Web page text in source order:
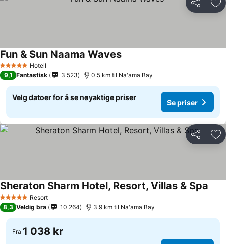
Del
5 Stjerner Hotell
Fun & Sun Naama WavesSe priser
9,1 Fantastisk 3 523 0.5 km til Na'ama Bay
Velg datoer for å se nøyaktige priser
Se priser
Del
5 Stjerner Resort
Sheraton Sharm Hotel, Resort, Villas & Spa
8,3 Veldig bra 10 264 3.9 km til Na'ama Bay
Fra 1 038 kr